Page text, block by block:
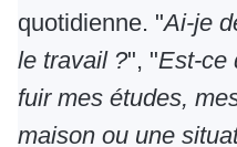
quotidienne. "Ai-je
le travail ?", "Est-ce
fuir mes études,
maison ou une